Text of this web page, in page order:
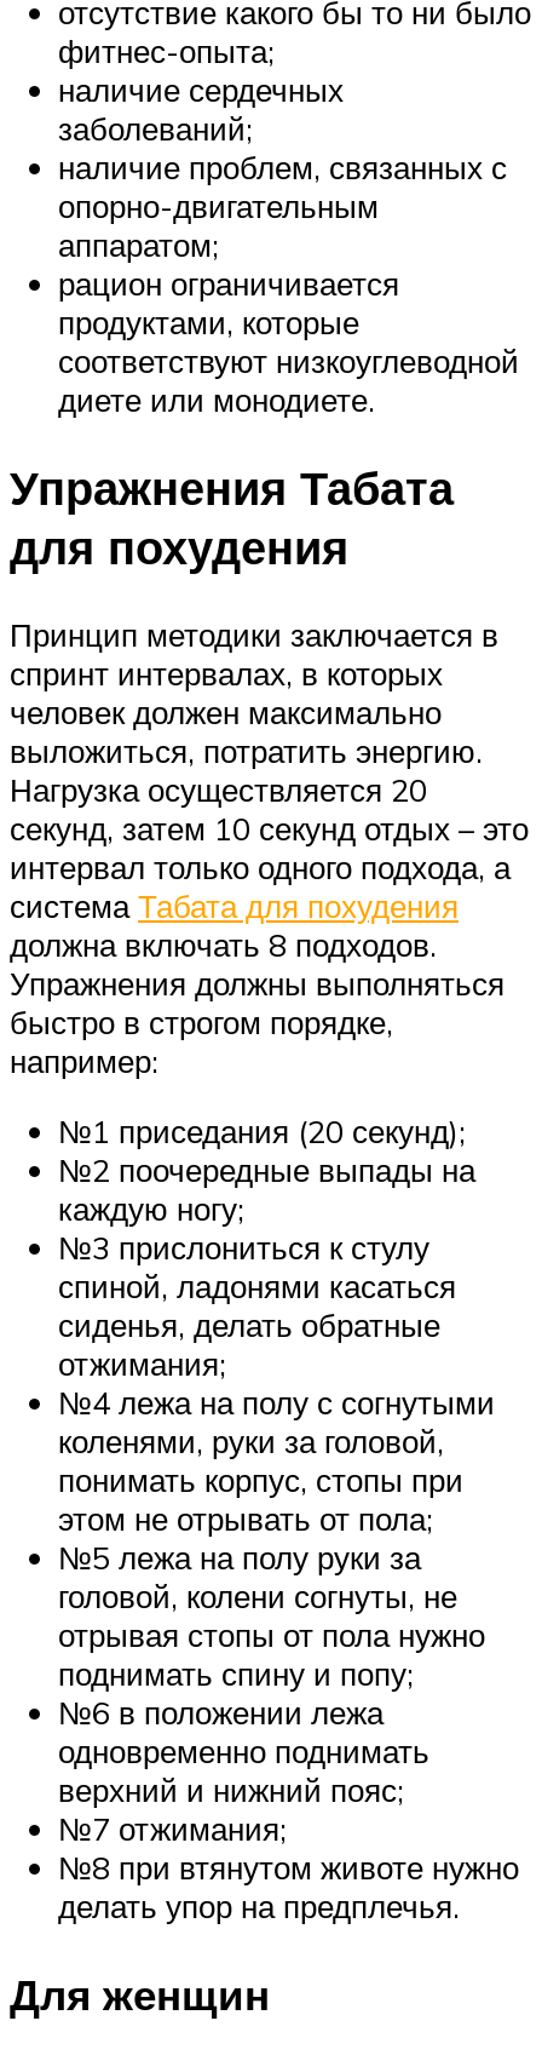
отсутствие какого бы то ни было
фитнес-опыта;
наличие сердечных
заболеваний;
наличие проблем, связанных с
опорно-двигательным
аппаратом;
рацион ограничивается
продуктами, которые
соответствуют низкоуглеводной
диете или монодиете.
Упражнения Табата
для похудения
Принцип методики заключается в
спринт интервалах, в которых
человек должен максимально
выложиться, потратить энергию.
Нагрузка осуществляется 20
секунд, затем 10 секунд отдых – это
интервал только одного подхода, а
системаТабата для похудения
должна включать 8 подходов.
Упражнения должны выполняться
быстро в строгом порядке,
например:
№1 приседания (20 секунд);
№2 поочередные выпады на
каждую ногу;
№3 прислониться к стулу
спиной, ладонями касаться
сиденья, делать обратные
отжимания;
№4 лежа на полу с согнутыми
коленями, руки за головой,
понимать корпус, стопы при
этом не отрывать от пола;
№5 лежа на полу руки за
головой, колени согнуты, не
отрывая стопы от пола нужно
поднимать спину и попу;
№6 в положении лежа
одновременно поднимать
верхний и нижний пояс;
№7 отжимания;
№8 при втянутом животе нужно
делать упор на предплечья.
Для женщин